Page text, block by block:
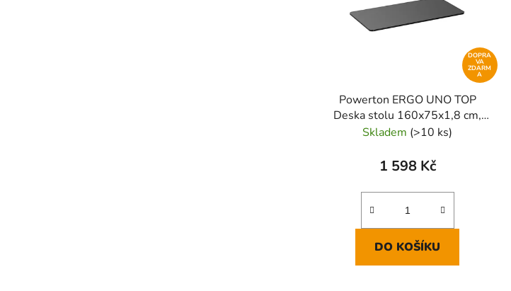
DOPRA
VA
ZDARM
A
Powerton ERGO UNO TOP
Deska stolu 160x75x1,8 cm,
černá
Skladem (>10 ks)
1 598 Kč
DO KOŠÍKU